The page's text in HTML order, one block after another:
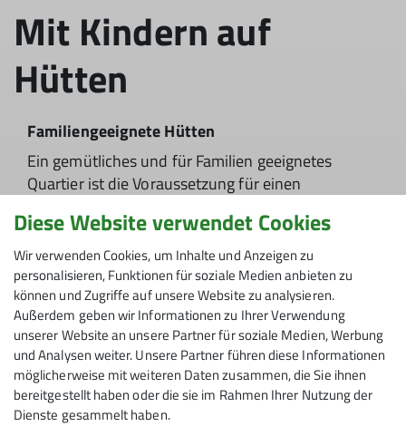
Mit Kindern auf
Hütten
Familiengeeignete Hütten
Ein gemütliches und für Familien geeignetes
Quartier ist die Voraussetzung für einen
Deutsche, Österreichische und Südtiroler
Alpenverein stellen in der Broschüre "Mit Kindern
auf Hütten" besonders für Familien geeignete
Standorte vor.
Diese Website verwendet Cookies
Wir verwenden Cookies, um Inhalte und Anzeigen zu
personalisieren, Funktionen für soziale Medien anbieten zu
können und Zugriffe auf unsere Website zu analysieren.
Außerdem geben wir Informationen zu Ihrer Verwendung
unserer Website an unsere Partner für soziale Medien, Werbung
und Analysen weiter. Unsere Partner führen diese Informationen
möglicherweise mit weiteren Daten zusammen, die Sie ihnen
bereitgestellt haben oder die sie im Rahmen Ihrer Nutzung der
Dienste gesammelt haben.